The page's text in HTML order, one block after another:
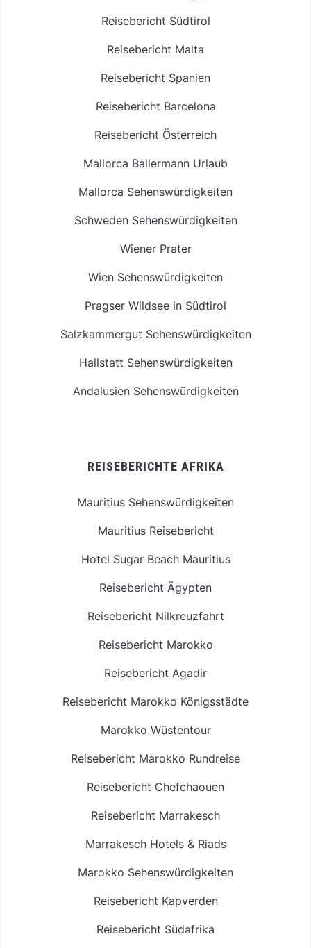
Reisebericht Südtirol
Reisebericht Malta
Reisebericht Spanien
Reisebericht Barcelona
Reisebericht Österreich
Mallorca Ballermann Urlaub
Mallorca Sehenswürdigkeiten
Schweden Sehenswürdigkeiten
Wiener Prater
Wien Sehenswürdigkeiten
Pragser Wildsee in Südtirol
Salzkammergut Sehenswürdigkeiten
Hallstatt Sehenswürdigkeiten
Andalusien Sehenswürdigkeiten
REISEBERICHTE AFRIKA
Mauritius Sehenswürdigkeiten
Mauritius Reisebericht
Hotel Sugar Beach Mauritius
Reisebericht Ägypten
Reisebericht Nilkreuzfahrt
Reisebericht Marokko
Reisebericht Agadir
Reisebericht Marokko Königsstädte
Marokko Wüstentour
Reisebericht Marokko Rundreise
Reisebericht Chefchaouen
Reisebericht Marrakesch
Marrakesch Hotels & Riads
Marokko Sehenswürdigkeiten
Reisebericht Kapverden
Reisebericht Südafrika